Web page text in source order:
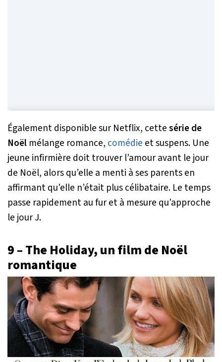
Également disponible sur Netflix, cettesérie de
Noël mélange romance, comédie et suspens. Une
jeune infirmière doit trouver l’amour avant le jour
de Noël, alors qu’elle a menti à ses parents en
affirmant qu’elle n’était plus célibataire. Le temps
passe rapidement au fur et à mesure qu’approche
le jour J.
9 – The Holiday, un film de Noël
romantique